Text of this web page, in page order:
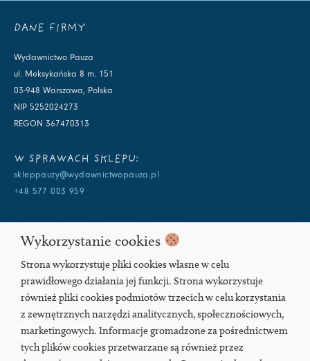
DANE FIRMY
Wydawnictwo Pauza
ul. Meksykańska 8 m. 151
03-948 Warszawa, Polska
NIP 5252024273
REGON 367470313
W SPRAWACH SKLEPU:
skleppauzy@wydawnictwopauza.pl
+48 577 003 959
info@wydawnictwopauza.pl
+48 501 177 119 (czynny w dni powszednie w godzinach 11-15,
proszę o wysłanie wiadomości SMS, gdybym nie odbierała)
SOCIAL MEDIA
Wykorzystanie cookies
Strona wykorzystuje pliki cookies własne w celu
prawidłowego działania jej funkcji. Strona wykorzystuje
również pliki cookies podmiotów trzecich w celu korzystania
z zewnętrznych narzędzi analitycznych, społecznościowych,
marketingowych. Informacje gromadzone za pośrednictwem
tych plików cookies przetwarzane są również przez